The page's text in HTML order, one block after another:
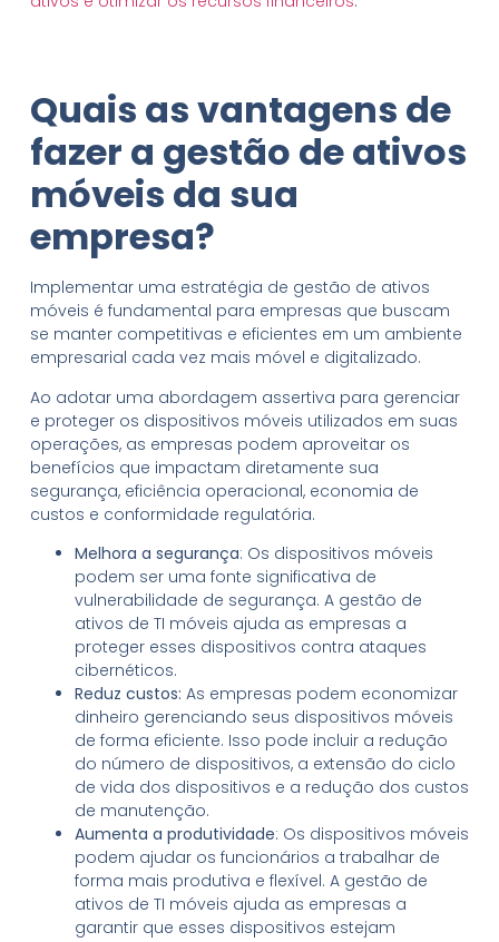
Quais as vantagens de
fazer a gestão de ativos
móveis da sua
empresa?
Implementar uma estratégia de gestão de ativos
móveis é fundamental para empresas que buscam
se manter competitivas e eficientes em um ambiente
empresarial cada vez mais móvel e digitalizado.
Ao adotar uma abordagem assertiva para gerenciar
e proteger os dispositivos móveis utilizados em suas
operações, as empresas podem aproveitar os
benefícios que impactam diretamente sua
segurança, eficiência operacional, economia de
custos e conformidade regulatória.
Melhora a segurança: Os dispositivos móveis
podem ser uma fonte significativa de
vulnerabilidade de segurança. A gestão de
ativos de TI móveis ajuda as empresas a
proteger esses dispositivos contra ataques
cibernéticos.
Reduz custos: As empresas podem economizar
dinheiro gerenciando seus dispositivos móveis
de forma eficiente. Isso pode incluir a redução
do número de dispositivos, a extensão do ciclo
de vida dos dispositivos e a redução dos custos
de manutenção.
Aumenta a produtividade: Os dispositivos móveis
podem ajudar os funcionários a trabalhar de
forma mais produtiva e flexível. A gestão de
ativos de TI móveis ajuda as empresas a
garantir que esses dispositivos estejam